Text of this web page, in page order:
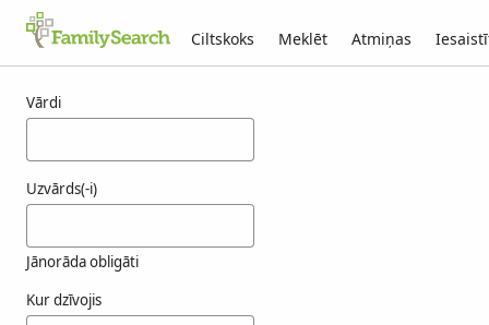
Ciltskoks Meklēt Atmiņas
Vārdi
Uzvārds(-i)
Jānorāda obligāti
Kur dzīvojis